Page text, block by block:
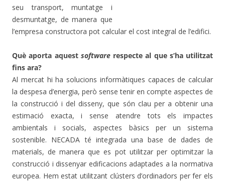
seu transport, muntatge i
desmuntatge, de manera que
l’empresa constructora pot calcular el cost integral de l’edifici.
Què aporta aquest softwarerespecte al que s’ha utilitzat
fins ara?
Al mercat hi ha solucions informàtiques capaces de calcular
la despesa d’energia, però sense tenir en compte aspectes de
la construcció i del disseny, que són clau per a obtenir una
estimació exacta, i sense atendre tots els impactes
ambientals i socials, aspectes bàsics per un sistema
sostenible. NECADA té integrada una base de dades de
materials, de manera que es pot utilitzar per optimitzar la
construcció i dissenyar edificacions adaptades a la normativa
europea. Hem estat utilitzant clústers d’ordinadors per fer els